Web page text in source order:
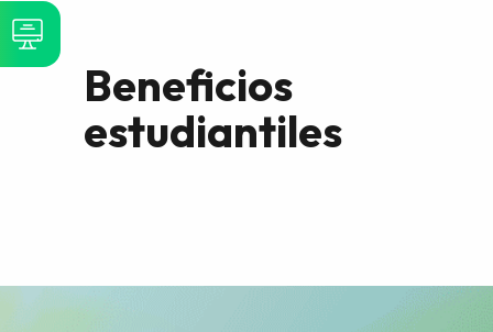
Beneficios
estudiantiles